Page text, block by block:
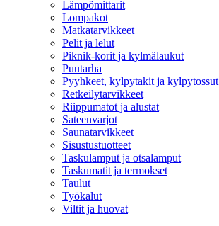
Lämpömittarit
Lompakot
Matkatarvikkeet
Pelit ja lelut
Piknik-korit ja kylmälaukut
Puutarha
Pyyhkeet, kylpytakit ja kylpytossut
Retkeilytarvikkeet
Riippumatot ja alustat
Sateenvarjot
Saunatarvikkeet
Sisustustuotteet
Taskulamput ja otsalamput
Taskumatit ja termokset
Taulut
Työkalut
Viltit ja huovat